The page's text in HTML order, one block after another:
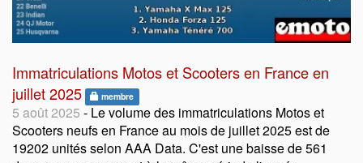
Immatriculations Motos et Scooters en France en
juillet 2025
membre
5 août 2025 - Le volume des immatriculations Motos et
Scooters neufs en France au mois de juillet 2025 est de
19202 unités selon AAA Data. C'est une baisse de 561